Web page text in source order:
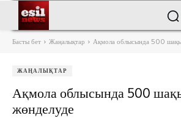
Басты бет Жаңалықтар Ақмола облысында 500
ЖАҢАЛЫҚТАР
Ақмола облысында 500
жөнделуде